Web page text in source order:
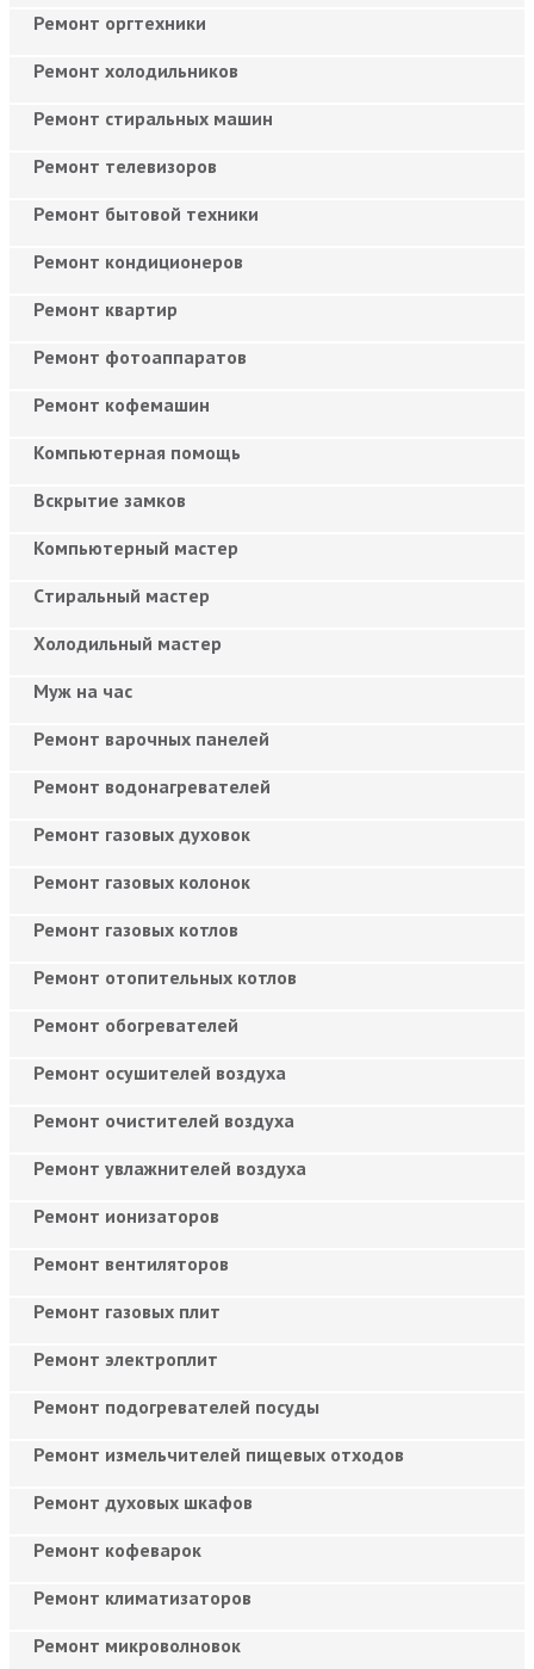
Ремонт оргтехники
Ремонт холодильников
Ремонт стиральных машин
Ремонт телевизоров
Ремонт бытовой техники
Ремонт кондиционеров
Ремонт квартир
Ремонт фотоаппаратов
Ремонт кофемашин
Компьютерная помощь
Вскрытие замков
Компьютерный мастер
Cтиральный мастер
Холодильный мастер
Муж на час
Ремонт варочных панелей
Ремонт водонагревателей
Ремонт газовых духовок
Ремонт газовых колонок
Ремонт газовых котлов
Ремонт отопительных котлов
Ремонт обогревателей
Ремонт осушителей воздуха
Ремонт очистителей воздуха
Ремонт увлажнителей воздуха
Ремонт ионизаторов
Ремонт вентиляторов
Ремонт газовых плит
Ремонт электроплит
Ремонт подогревателей посуды
Ремонт измельчителей пищевых отходов
Ремонт духовых шкафов
Ремонт кофеварок
Ремонт климатизаторов
Ремонт микроволновок